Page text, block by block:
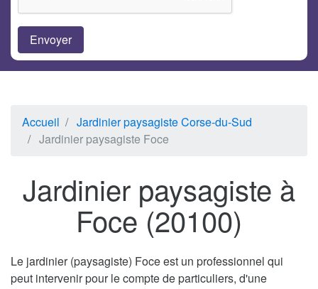
Accueil
Jardinier paysagiste Corse-du-Sud
Jardinier paysagiste Foce
Jardinier paysagiste à
Foce (20100)
Le jardinier (paysagiste) Foce est un professionnel qui
peut intervenir pour le compte de particuliers, d'une